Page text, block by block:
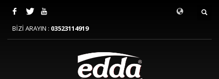
BİZİ ARAYIN : 03523114919